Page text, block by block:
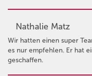
Nathalie Matz
Wir hatten einen super
es nur empfehlen. Er hat
geschaffen.